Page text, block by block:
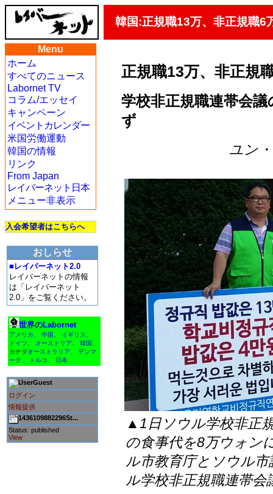
韓国:正規職13万、非正規職6
Menu
ホーム
すべてのニュース
Labornet TV
コラム/エッセイ
キャンペーン
イベントカレンダー
米国労働運動
韓国の情報
リンク
From Japan
レイバーネット日本
メニュー非表示
入会希望者はこちらへ
おしらせ
■レイバーネット2.0
レイバーネットの情報
は「レイバーネット
2.0」をご覧ください。
世界のLabornet
アメリカ 中国 イギリス
ドイツ
オーストリア 韓国
カナダオーストラリア
デンマ
ーク
トルコ 日本
Guest
ログイン
情報提供
1436109882296St...
Status: published
View
正規職13万、非正規
学校非正規職連帯会
ず
ユン
▲1日ソウル学校非正
の食事代を8万ウォン
ル市教育庁とソウル
ル学校非正規職連帯会